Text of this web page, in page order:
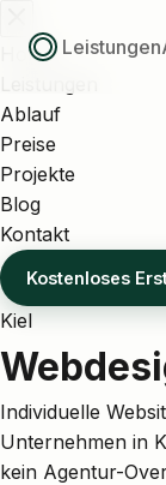
Leistungen
Home
Ablauf
Preise
Projekte
Blog
Kontakt
Kostenloses
Kiel
Individuelle
Unternehmen in
kein Agentur-